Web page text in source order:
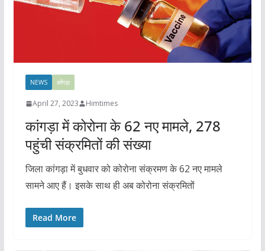
NEWS काँगड़ा
April 27, 2023 Himtimes
कांगड़ा में कोरोना के 62 नए मामले, 278
पहुंची संक्रमितों की संख्या
जिला कांगड़ा में बुधवार को कोरोना संक्रमण के 62 नए मामले
सामने आए हैं। इसके साथ ही अब कोरोना संक्रमितों
Read More